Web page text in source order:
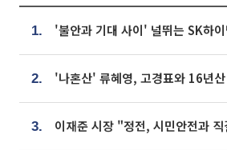
1.
2.
3.